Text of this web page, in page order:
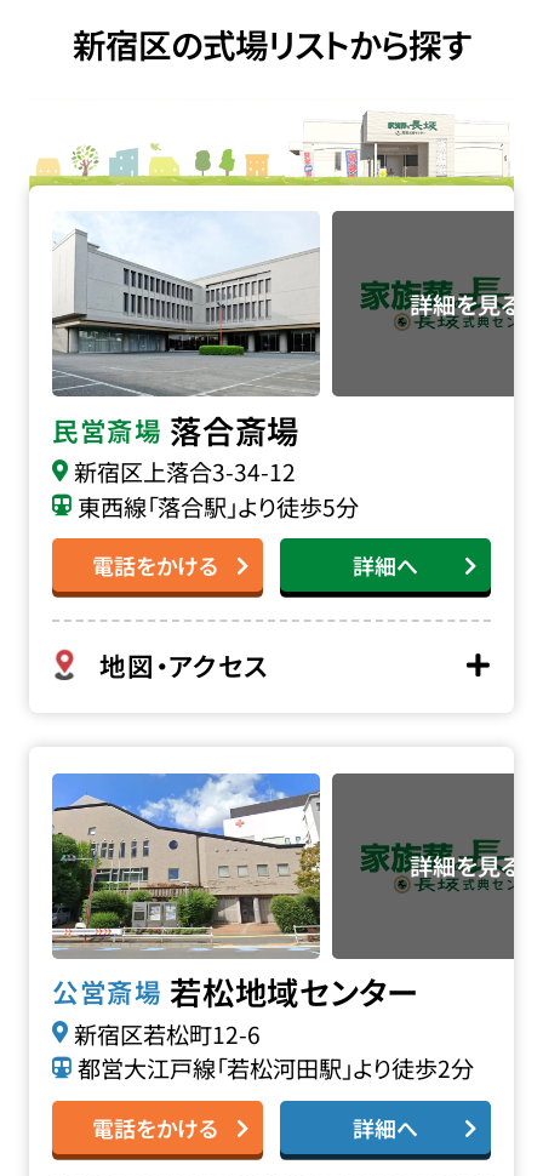
新宿区の式場リストから探す
民営斎場 落合斎場
新宿区上落合3-34-12
東西線「落合駅」より徒歩5分
電話をかける 詳細へ
地図・アクセス
落合斎場の詳細へ
公営斎場 若松地域センター
新宿区若松町12-6
都営大江戸線「若松河田駅」より徒歩2分
電話をかける 詳細へ